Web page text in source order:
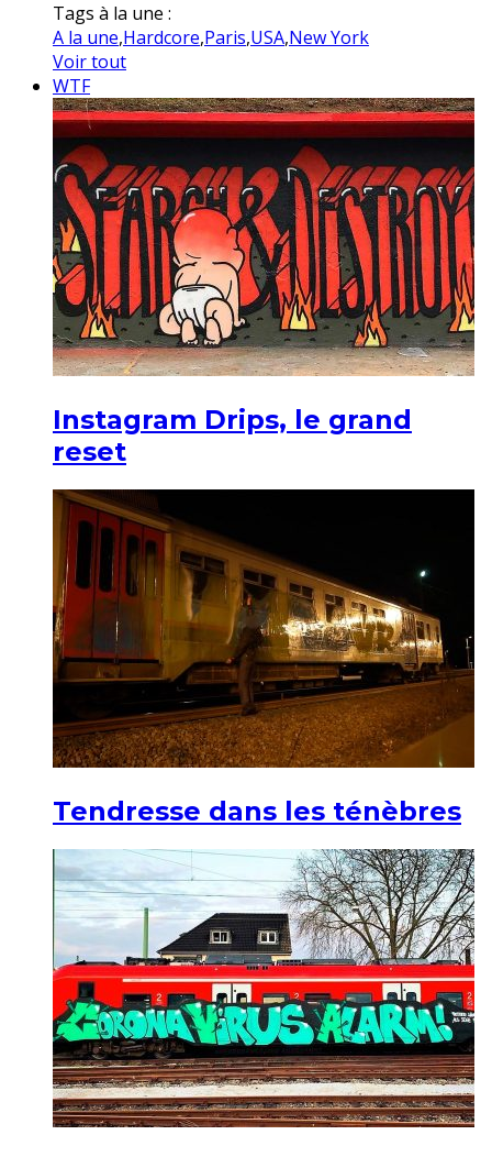
Tags à la une :
A la une,Hardcore,Paris,USA,New York
Voir tout
WTF
Instagram Drips, le grand
reset
Tendresse dans les ténèbres